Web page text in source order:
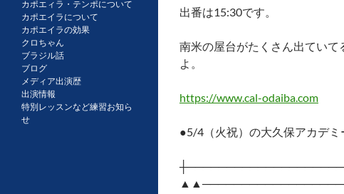
出番は15:30です。
南米の屋台がたくさん出てい
よ。
https://www.cal-odaiba.com
●5/4（火祝）の大久保アカデミ
カポエィラ・テンポについて
カポエイラについて
カポエイラの効果
クロちゃん
ブラジル話
ブログ
メディア出演歴
出演情報
特別レッスンなど練習お知ら
せ